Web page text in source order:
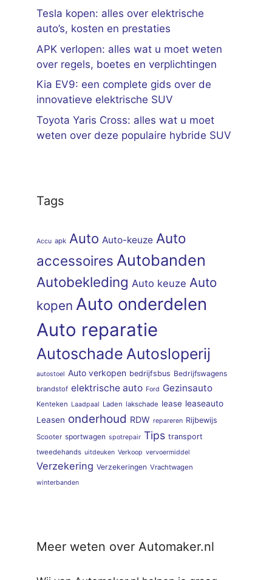
Tesla kopen: alles over elektrische
auto’s, kosten en prestaties
APK verlopen: alles wat u moet weten
over regels, boetes en verplichtingen
Kia EV9: een complete gids over de
innovatieve elektrische SUV
Toyota Yaris Cross: alles wat u moet
weten over deze populaire hybride SUV
Tags
Accu apk Auto Auto-keuze Auto
accessoires Autobanden
Autobekleding Auto keuze Auto
kopen Auto onderdelen
Auto reparatie
Autoschade Autosloperij
autostoel Auto verkopen bedrijfsbus Bedrijfswagens
brandstof elektrische auto Ford Gezinsauto
Kenteken Laadpaal Laden lakschade lease leaseauto
Leasen onderhoud RDW repareren Rijbewijs
Scooter sportwagen spotrepair Tips transport
tweedehands uitdeuken Verkoop vervoermiddel
Verzekering Verzekeringen Vrachtwagen
winterbanden
Meer weten over Automaker.nl